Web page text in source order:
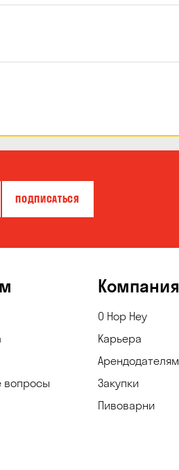
ПОДПИСАТЬСЯ
вопросы
Компания
О Hop Hey
Карьера
Арендодателям
Закупки
Пивоварни